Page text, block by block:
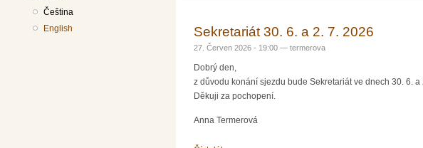
Čeština
English
Sekretariát 30. 6. a 2. 7. 2026
27. Červen 2026 - 19:00 — termerova
Dobrý den,
z důvodu konání sjezdu bude Sekretariát ve dnech 30. 6.
Děkuji za pochopení.
Anna Termerová